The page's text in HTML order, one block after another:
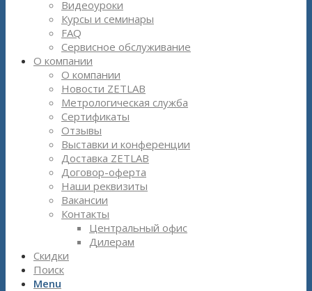
Видеоуроки
Курсы и семинары
FAQ
Сервисное обслуживание
О компании
О компании
Новости ZETLAB
Метрологическая служба
Сертификаты
Отзывы
Выставки и конференции
Доставка ZETLAB
Договор-оферта
Наши реквизиты
Вакансии
Контакты
Центральный офис
Дилерам
Скидки
Поиск
Menu